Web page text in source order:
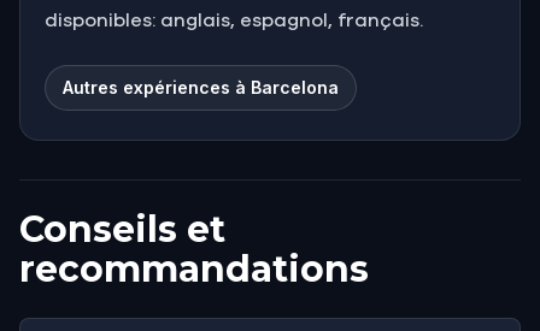
disponibles: anglais, espagnol, français.
Autres expériences à Barcelona
Conseils et
recommandations